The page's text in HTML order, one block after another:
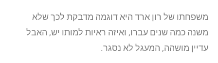
משפחתו של רון ארד היא דוגמה מדבקת לכך שלא
משנה כמה שנים עברו, ואיזה ראיות למותו יש, האבל
עדיין מושהה, המעגל לא נסגר.